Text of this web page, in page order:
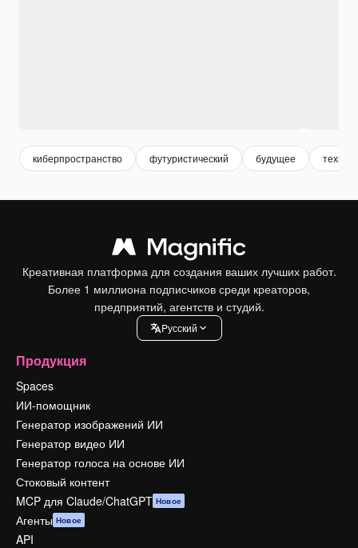
киберпространство футуристический будущее
Креативная платформа для создания ваших лучших работ.
Более 1 миллиона подписчиков среди креаторов,
предприятий, агентств и студий.
Pусский
Продукция
Spaces
ИИ-помощник
Генератор изображений ИИ
Генератор видео ИИ
Генератор голоса на основе ИИ
Стоковый контент
MCP для Claude/ChatGPT Новое
Агенты Новое
API